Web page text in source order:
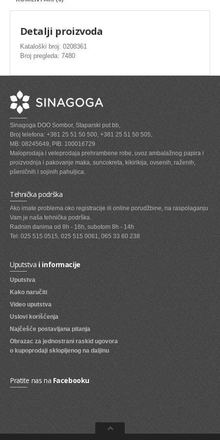
ZAMRZNUTO MESO SVINJSKO
ZAMRZNUTA RIBA
ZAMRZNUTO MESO PILETINA
PASTETE I MESNI NARESCI
TUNJEVINE I KONZERVE
GOTOVA JELA
SIROVINA ZA GASTRO
GASTRO
KISELISI
KECAP, SENF, REN, PARADAJZ,SOS
KOMPOTI
SVEZE VOCE
SVEZE POVRCE
DZEMOVI, MARMALADE I MED
BOMBONI
ZVAKE
LIZALICE
COKOLADE
KREMOVI
BOMBONJERE I PRALINE
MALE COKOLADE I BAROVI
KEKSOVI
KEKS STRUDLE
Detalji proizvoda
Kataloški broj: 0208361
Broj pregleda: 7480
Sinagoga DOO Sombor, Staparski put bb,
Broj telefona: +381 25 51 50 500, +381 25 51 50 505,
MB: 08245649, PIB: 100016729
Maloprodaja i veleprodaja prehrambene robe, uvoz ambalažnog papira i
proizvodnja i pakovanje maka, suncokreta, kikirikija, ovsenih, raženih,
pšeničnih i sojinih pahuljica.
Tehnička podrška
Ako imate problema oko registracije ili online porudžbine, na raspolaganju
Vam je naša tehnička podrška.
Radnim danima od 8h - 16h, subotom 8h - 14h
Tel: 025 515 0515, 025 515 0061, 065 33 60 238
Uputstvai informacije
Uputstva
Kako naručiti
Video uputstva
Uslovi korišćenja
Najčešće postavljana pitanja
Obrazac za jednostrani raskid ugovora
o kupoprodaji sklopljenog na daljinu
Pratite nas na Facebooku